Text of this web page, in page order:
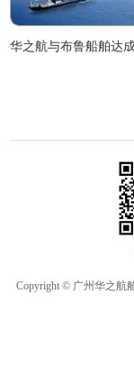
华之航与布鲁船舶达
Copyright © 广州华之航